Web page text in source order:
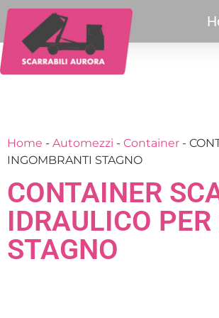
Home - Automezzi - Container -
INGOMBRANTI STAGNO
CONTAINER
IDRAULICO
STAGNO